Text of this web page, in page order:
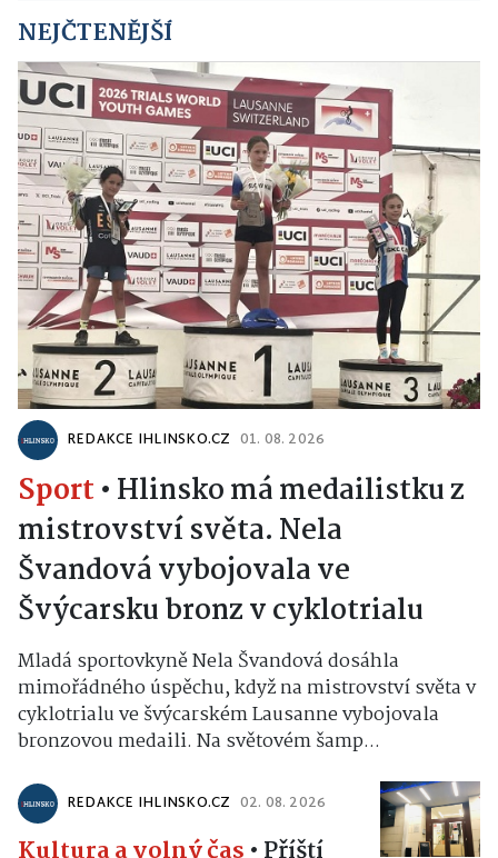
NEJČTENĚJŠÍ
REDAKCE IHLINSKO.CZ 01. 08. 2026
Sport • Hlinsko má medailistku z
mistrovství světa. Nela
Švandová vybojovala ve
Švýcarsku bronz v cyklotrialu
Mladá sportovkyně Nela Švandová dosáhla
mimořádného úspěchu, když na mistrovství světa v
cyklotrialu ve švýcarském Lausanne vybojovala
bronzovou medaili. Na světovém šamp...
REDAKCE IHLINSKO.CZ 02. 08. 2026